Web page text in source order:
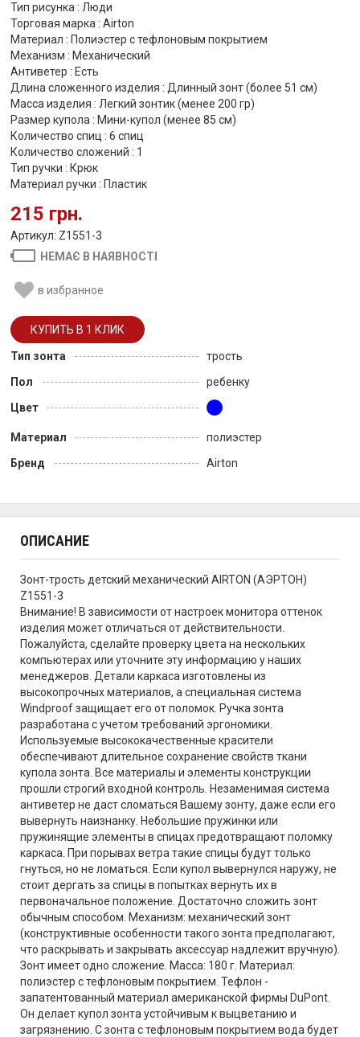
Тип рисунка : Люди
Торговая марка : Airton
Материал : Полиэстер с тефлоновым покрытием
Механизм : Механический
Антиветер : Есть
Длина сложенного изделия : Длинный зонт (более 51 см)
Масса изделия : Легкий зонтик (менее 200 гр)
Размер купола : Мини-купол (менее 85 см)
Количество спиц : 6 спиц
Количество сложений : 1
Тип ручки : Крюк
Материал ручки : Пластик
215 грн.
Артикул: Z1551-3
НЕМАЄ В НАЯВНОСТІ
в избранное
Тип зонта
трость
Пол
ребенку
Цвет
Материал
полиэстер
Бренд
Airton
ОПИСАНИЕ
Зонт-трость детский механический AIRTON (АЭРТОН)
Z1551-3
Внимание! В зависимости от настроек монитора оттенок
изделия может отличаться от действительности.
Пожалуйста, сделайте проверку цвета на нескольких
компьютерах или уточните эту информацию у наших
менеджеров. Детали каркаса изготовлены из
высокопрочных материалов, а специальная система
Windproof защищает его от поломок. Ручка зонта
разработана с учетом требований эргономики.
Используемые высококачественные красители
обеспечивают длительное сохранение свойств ткани
купола зонта. Все материалы и элементы конструкции
прошли строгий входной контроль. Незаменимая система
антиветер не даст сломаться Вашему зонту, даже если его
вывернуть наизнанку. Небольшие пружинки или
пружинящие элементы в спицах предотвращают поломку
каркаса. При порывах ветра такие спицы будут только
гнуться, но не ломаться. Если купол вывернулся наружу, не
стоит дергать за спицы в попытках вернуть их в
первоначальное положение. Достаточно сложить зонт
обычным способом. Механизм: механический зонт
(конструктивные особенности такого зонта предполагают,
что раскрывать и закрывать аксессуар надлежит вручную).
Зонт имеет одно сложение. Масса: 180 г. Материал:
полиэстер с тефлоновым покрытием. Тефлон -
запатентованный материал американской фирмы DuPont.
Он делает купол зонта устойчивым к выцветанию и
загрязнению. С зонта с тефлоновым покрытием вода будет